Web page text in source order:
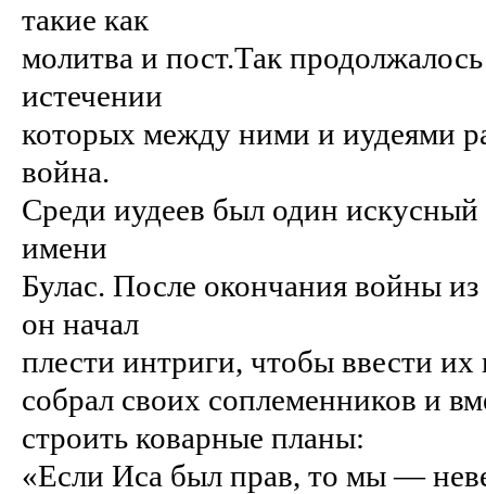
такие как
молитва и пост.Так
истечении
которых между ними и иудеями
война.
Среди иудеев был один
имени
Булас. После окончания войны
он начал
плести интриги, чтобы ввести
собрал своих соплеменников и
строить коварные планы:
«Если Иса был прав, то мы —